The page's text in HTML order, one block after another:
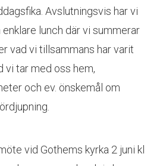
Avslutningsvis har vi
lunch där vi summerar
vad vi tillsammans har varit
vi tar med oss hem,
och ev. önskemål om
vid Gothems kyrka 2 juni kl